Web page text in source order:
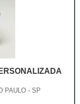
PAULO - SP